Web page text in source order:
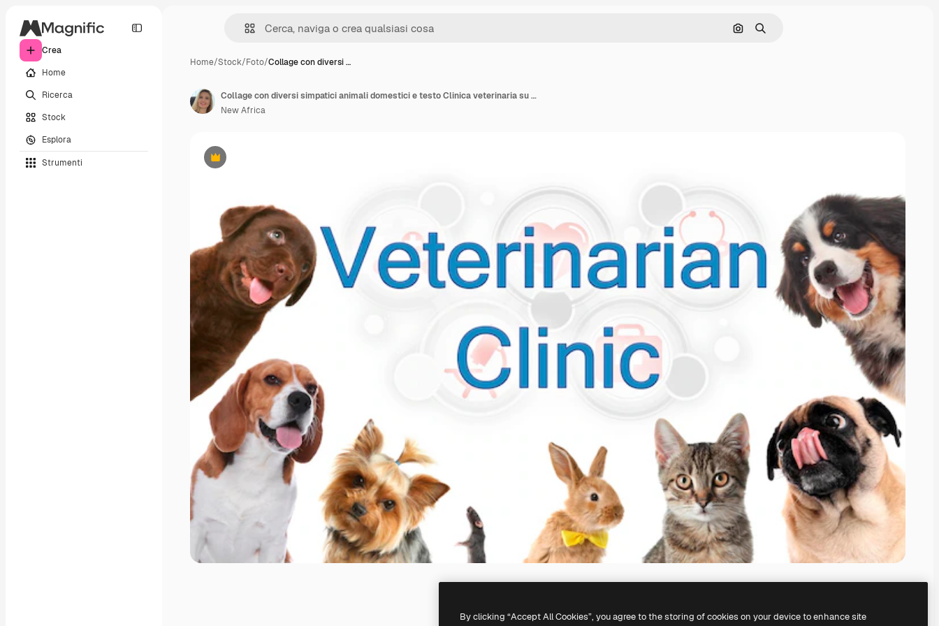
Crea
Home
Ricerca
Stock
Esplora
Strumenti
Cerca per immagine
Ricerca
Home/Stock/Foto/Collage con diversi …
Premium
Collage con diversi simpatici animali domestici e testo Clinica veterinaria su sfondo bianco
New Africa
By clicking “Accept All Cookies”, you agree to the storing of cookies on your device to enhance site